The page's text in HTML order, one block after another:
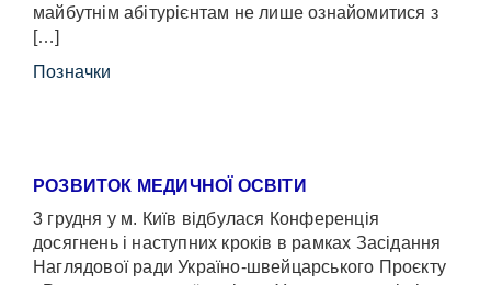
майбутнім абітурієнтам не лише ознайомитися з
[…]
Позначки
РОЗВИТОК МЕДИЧНОЇ ОСВІТИ
3 грудня у м. Київ відбулася Конференція
досягнень і наступних кроків в рамках Засідання
Наглядової ради Україно-швейцарського Проєкту